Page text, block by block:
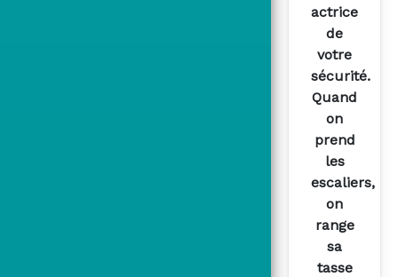
actrice
de
votre
sécurité.
Quand
on
prend
les
escaliers,
on
range
sa
tasse